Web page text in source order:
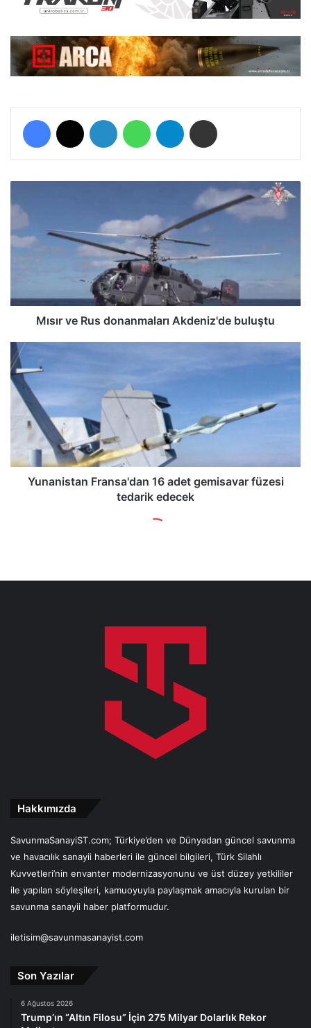
Hakkımızda
SavunmaSanayiST.com; Türkiye’den ve Dünyadan güncel savunma
ve havacılık sanayii haberleri ile güncel bilgileri, Türk Silahlı
Kuvvetleri’nin envanter modernizasyonunu ve üst düzey yetkililer
ile yapılan söyleşileri, kamuoyuyla paylaşmak amacıyla kurulan bir
savunma sanayii haber platformudur.
iletisim@savunmasanayist.com
Son Yazılar
6 Ağustos 2026
Trump’ın “Altın Filosu” İçin 275 Milyar Dolarlık Rekor